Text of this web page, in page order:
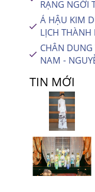
RẠNG NGỜI
Á HẬU KIM
LỊCH THÀNH
CHÂN
NAM -
TIN MỚI